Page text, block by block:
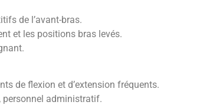
de l’avant-bras.
et les positions bras levés.
de flexion et d’extension fréquents.
personnel administratif.